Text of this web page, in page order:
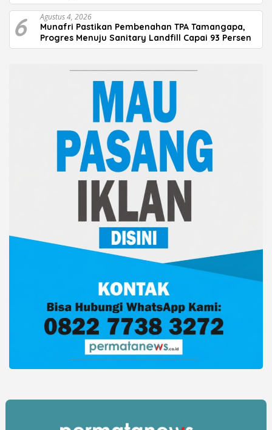
6 Agustus 4, 2026
Munafri Pastikan Pembenahan TPA Tamangapa,
Progres Menuju Sanitary Landfill Capai 93 Persen